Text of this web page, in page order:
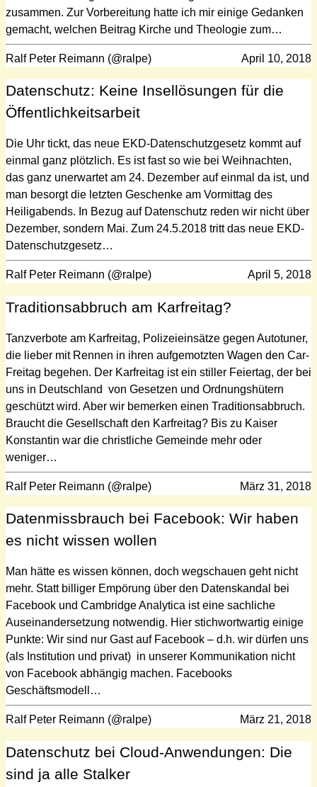
zusammen. Zur Vorbereitung hatte ich mir einige Gedanken
gemacht, welchen Beitrag Kirche und Theologie zum…
Ralf Peter Reimann (@ralpe) April 10, 2018
Datenschutz: Keine Insellösungen für die
Öffentlichkeitsarbeit
Die Uhr tickt, das neue EKD-Datenschutzgesetz kommt auf
einmal ganz plötzlich. Es ist fast so wie bei Weihnachten,
das ganz unerwartet am 24. Dezember auf einmal da ist, und
man besorgt die letzten Geschenke am Vormittag des
Heiligabends. In Bezug auf Datenschutz reden wir nicht über
Dezember, sondern Mai. Zum 24.5.2018 tritt das neue EKD-
Datenschutzgesetz…
Ralf Peter Reimann (@ralpe) April 5, 2018
Traditionsabbruch am Karfreitag?
Tanzverbote am Karfreitag, Polizeieinsätze gegen Autotuner,
die lieber mit Rennen in ihren aufgemotzten Wagen den Car-
Freitag begehen. Der Karfreitag ist ein stiller Feiertag, der bei
uns in Deutschland von Gesetzen und Ordnungshütern
geschützt wird. Aber wir bemerken einen Traditionsabbruch.
Braucht die Gesellschaft den Karfreitag? Bis zu Kaiser
Konstantin war die christliche Gemeinde mehr oder
weniger…
Ralf Peter Reimann (@ralpe) März 31, 2018
Datenmissbrauch bei Facebook: Wir haben
es nicht wissen wollen
Man hätte es wissen können, doch wegschauen geht nicht
mehr. Statt billiger Empörung über den Datenskandal bei
Facebook und Cambridge Analytica ist eine sachliche
Auseinandersetzung notwendig. Hier stichwortwartig einige
Punkte: Wir sind nur Gast auf Facebook – d.h. wir dürfen uns
(als Institution und privat) in unserer Kommunikation nicht
von Facebook abhängig machen. Facebooks
Geschäftsmodell…
Ralf Peter Reimann (@ralpe) März 21, 2018
Datenschutz bei Cloud-Anwendungen: Die
sind ja alle Stalker